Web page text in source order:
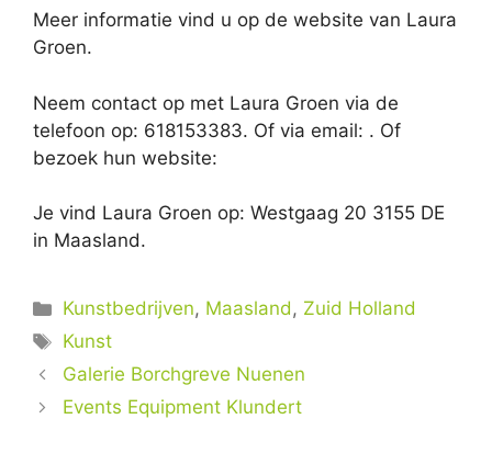
Meer informatie vind u op de website van Laura
Groen.
Neem contact op met Laura Groen via de
telefoon op: 618153383. Of via email: . Of
bezoek hun website:
Je vind Laura Groen op: Westgaag 20 3155 DE
in Maasland.
Categorieën
Kunstbedrijven, Maasland, Zuid Holland
Tags
Kunst
Galerie Borchgreve Nuenen
Events Equipment Klundert